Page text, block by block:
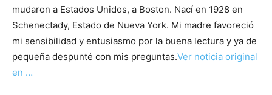
mudaron a Estados Unidos, a Boston. Nací en 1928 en
Schenectady, Estado de Nueva York. Mi madre favoreció
mi sensibilidad y entusiasmo por la buena lectura y ya de
pequeña despunté con mis preguntas.Ver noticia original
en …